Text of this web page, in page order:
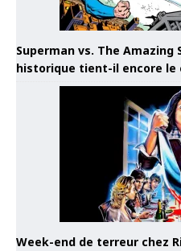
Superman vs. The Amazing
historique tient-il encore le
Week-end de terreur chez